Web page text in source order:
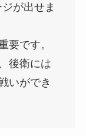
が出せま
要です。
後衛には
いができ